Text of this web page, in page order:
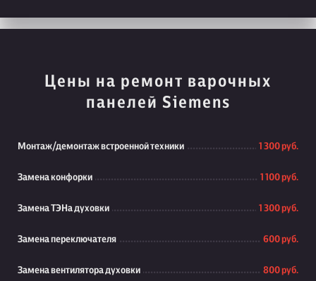
Цены на ремонт варочных
панелей Siemens
Монтаж/демонтаж встроенной техники 1 300 руб.
Замена конфорки 1 100 руб.
Замена ТЭНа духовки 1 300 руб.
Замена переключателя 600 руб.
Замена вентилятора духовки 800 руб.